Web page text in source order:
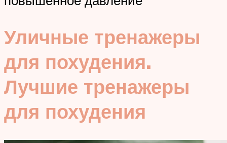
Уличные тренажеры
для похудения.
Лучшие тренажеры
для похудения